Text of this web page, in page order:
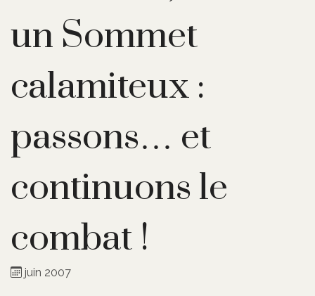
un Sommet
calamiteux :
passons… et
continuons le
combat !
juin 2007